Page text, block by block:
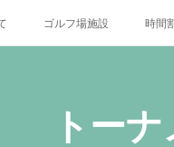
ゴルフ場施設 時間
トー